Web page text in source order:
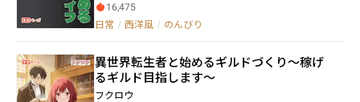
するけど、「俺」は果たして最後は静かにスローライ
フを満喫できるのか。 他サイト様でも連載中です。 書
16,475
日常 / 西洋風 / のんびり
異世界転生者と始めるギルドづくり～稼げ
るギルド目指します～
フクロウ